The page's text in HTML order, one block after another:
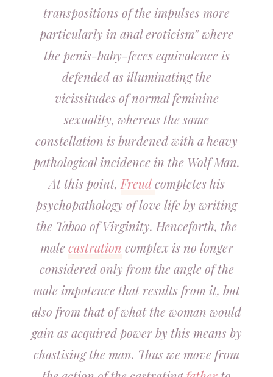
transpositions of the impulses more
particularly in anal eroticism” where
the penis-baby-feces equivalence is
defended as illuminating the
vicissitudes of normal feminine
sexuality, whereas the same
constellation is burdened with a heavy
pathological incidence in the Wolf Man.
At this point, Freudcompletes his
psychopathology of love life by writing
the Taboo of Virginity. Henceforth, the
malecastration complex is no longer
considered only from the angle of the
male impotence that results from it, but
also from that of what the woman would
gain as acquired power by this means by
chastising the man. Thus we move from